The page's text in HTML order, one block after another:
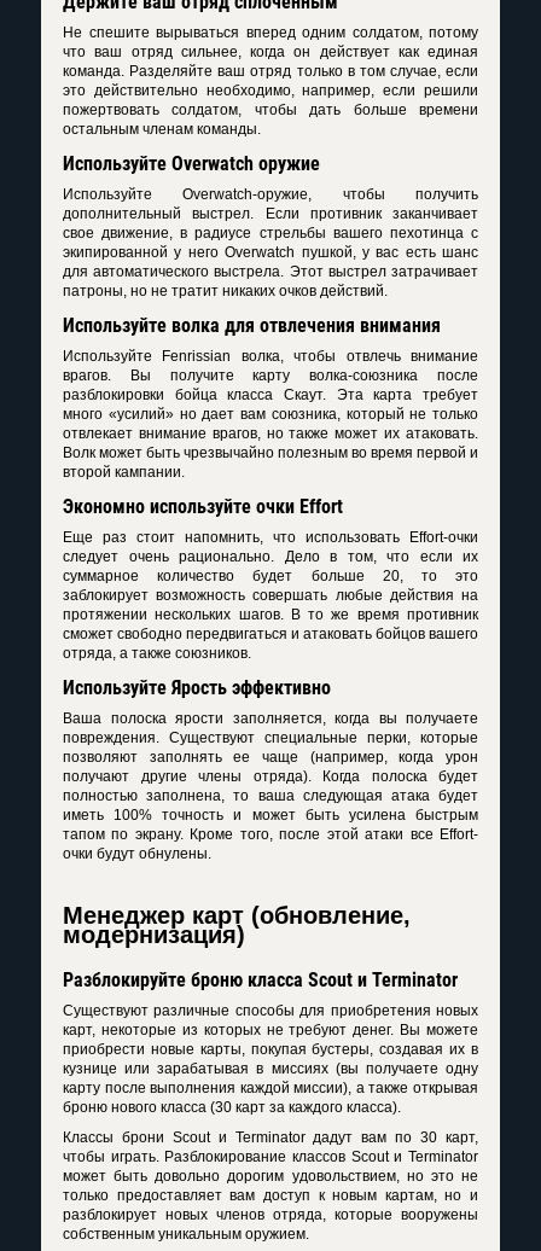
Не спешите вырываться вперед одним солдатом, потому
что ваш отряд сильнее, когда он действует как единая
команда. Разделяйте ваш отряд только в том случае, если
это действительно необходимо, например, если решили
пожертвовать солдатом, чтобы дать больше времени
остальным членам команды.
Используйте Overwatch оружие
Используйте Overwatch-оружие, чтобы получить
дополнительный выстрел. Если противник заканчивает
свое движение, в радиусе стрельбы вашего пехотинца с
экипированной у него Overwatch пушкой, у вас есть шанс
для автоматического выстрела. Этот выстрел затрачивает
патроны, но не тратит никаких очков действий.
Используйте волка для отвлечения внимания
Используйте Fenrissian волка, чтобы отвлечь внимание
врагов. Вы получите карту волка-союзника после
разблокировки бойца класса Скаут. Эта карта требует
много «усилий» но дает вам союзника, который не только
отвлекает внимание врагов, но также может их атаковать.
Волк может быть чрезвычайно полезным во время первой и
второй кампании.
Экономно используйте очки Effort
Еще раз стоит напомнить, что использовать Effort-очки
следует очень рационально. Дело в том, что если их
суммарное количество будет больше 20, то это
заблокирует возможность совершать любые действия на
протяжении нескольких шагов. В то же время противник
сможет свободно передвигаться и атаковать бойцов вашего
отряда, а также союзников.
Используйте Ярость эффективно
Ваша полоска ярости заполняется, когда вы получаете
повреждения. Существуют специальные перки, которые
позволяют заполнять ее чаще (например, когда урон
получают другие члены отряда). Когда полоска будет
полностью заполнена, то ваша следующая атака будет
иметь 100% точность и может быть усилена быстрым
тапом по экрану. Кроме того, после этой атаки все Effort-
очки будут обнулены.
Менеджер карт (обновление,
модернизация)
Разблокируйте броню класса Scout и Terminator
Существуют различные способы для приобретения новых
карт, некоторые из которых не требуют денег. Вы можете
приобрести новые карты, покупая бустеры, создавая их в
кузнице или зарабатывая в миссиях (вы получаете одну
карту после выполнения каждой миссии), а также открывая
броню нового класса (30 карт за каждого класса).
Классы брони Scout и Terminator дадут вам по 30 карт,
чтобы играть. Разблокирование классов Scout и Terminator
может быть довольно дорогим удовольствием, но это не
только предоставляет вам доступ к новым картам, но и
разблокирует новых членов отряда, которые вооружены
собственным уникальным оружием.